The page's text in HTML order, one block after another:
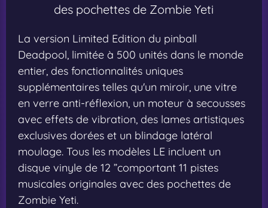
des pochettes de Zombie Yeti
La version Limited Edition du pinball
Deadpool, limitée à 500 unités dans le monde
entier, des fonctionnalités uniques
supplémentaires telles qu'un miroir, une vitre
en verre anti-réflexion, un moteur à secousses
avec effets de vibration, des lames artistiques
exclusives dorées et un blindage latéral
moulage. Tous les modèles LE incluent un
disque vinyle de 12 ”comportant 11 pistes
musicales originales avec des pochettes de
Zombie Yeti.